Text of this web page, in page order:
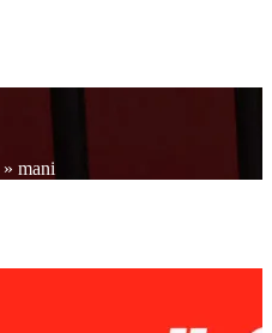
» mani